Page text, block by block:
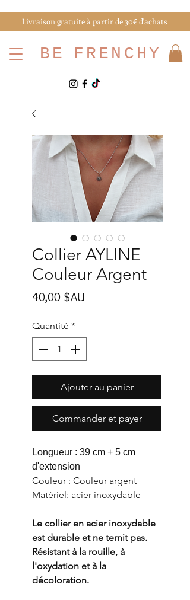
Livraison gratuite à partir de 30€ d'achats
BE FRENCHY
Collier AYLINE
Couleur Argent
40,00 $AU
Quantité *
Ajouter au panier
Commander et payer
Longueur : 39 cm + 5 cm
d'extension
Couleur : Couleur argent
Matériel: acier inoxydable
Le collier en acier inoxydable
est durable et ne ternit pas.
Résistant à la rouille, à
l'oxydation et à la
décoloration.